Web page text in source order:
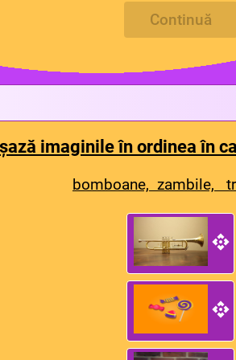
Continuă
imaginile în ordinea în
bomboane, zambile,